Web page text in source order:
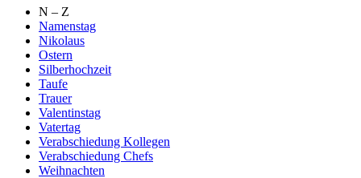
N – Z
Namenstag
Nikolaus
Ostern
Silberhochzeit
Taufe
Trauer
Valentinstag
Vatertag
Verabschiedung Kollegen
Verabschiedung Chefs
Weihnachten